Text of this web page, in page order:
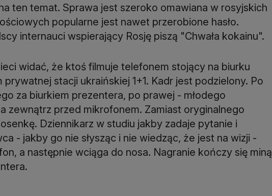
ten temat. Sprawa jest szeroko omawiana w rosyjskich
popularne jest nawet przerobione hasło.
internauci wspierający Rosję piszą "Chwała kokainu".
widać, że ktoś filmuje telefonem stojący na biurku
stacji ukraińskiej 1+1. Kadr jest podzielony. Po
za biurkiem prezentera, po prawej - młodego
zewnątrz przed mikrofonem. Zamiast oryginalnego
Dziennikarz w studiu jakby zadaje pytanie i
- jakby go nie słysząc i nie wiedząc, że jest na wizji -
a następnie wciąga do nosa. Nagranie kończy się miną